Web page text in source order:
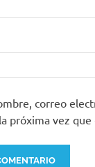
correo
próxima vez que